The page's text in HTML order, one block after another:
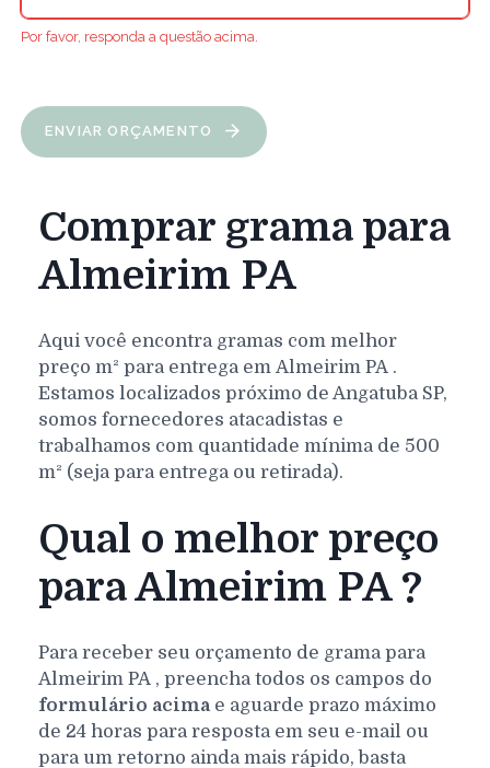
Por favor, responda a questão acima.
ENVIAR ORÇAMENTO
Comprar grama para
Almeirim PA
Aqui você encontra gramas com melhor
preço m² para entrega em Almeirim PA .
Estamos localizados próximo de Angatuba SP,
somos fornecedores atacadistas e
trabalhamos com quantidade mínima de 500
m² (seja para entrega ou retirada).
Qual o melhor preço
para Almeirim PA ?
Para receber seu orçamento de grama para
Almeirim PA , preencha todos os campos do
formulário acima e aguarde prazo máximo
de 24 horas para resposta em seu e-mail ou
para um retorno ainda mais rápido, basta